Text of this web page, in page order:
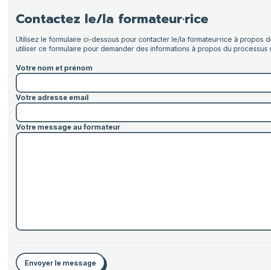
Contactez le/la formateur·rice
Utilisez le formulaire ci-dessous pour contacter le/la formateur·rice à propos
utiliser ce formulaire pour demander des informations à propos du processus
Votre nom et prénom
Votre adresse email
Votre message au formateur
Envoyer le message